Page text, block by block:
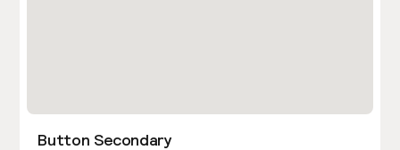
Button Secondary